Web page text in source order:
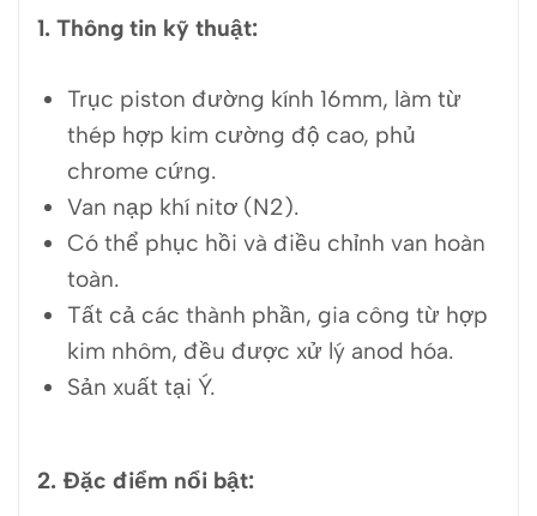
1. Thông tin kỹ thuật:
Trục piston đường kính 16mm, làm từ
thép hợp kim cường độ cao, phủ
chrome cứng.
Van nạp khí nitơ (N2).
Có thể phục hồi và điều chỉnh van hoàn
toàn.
Tất cả các thành phần, gia công từ hợp
kim nhôm, đều được xử lý anod hóa.
Sản xuất tại Ý.
2. Đặc điểm nổi bật: